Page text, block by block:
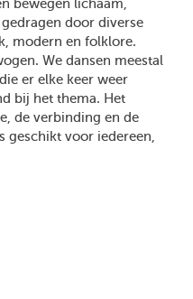
bewegen lichaam,
door diverse
modern en folklore.
We dansen meestal
er elke keer weer
bij het thema. Het
de verbinding en de
geschikt voor iedereen,